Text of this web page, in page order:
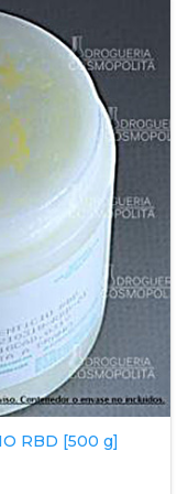
RBD [500 g]